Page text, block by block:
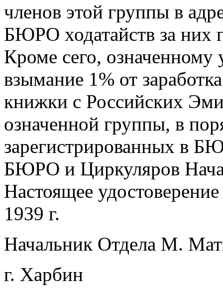
членов этой группы в
БЮРО ходатайств за
Кроме сего, означенному
взымание 1% от
книжки с Российских
означенной группы, в
зарегистрированных в
БЮРО и Циркуляров
Настоящее
1939 г.
Начальник Отдела М.
г. Харбин